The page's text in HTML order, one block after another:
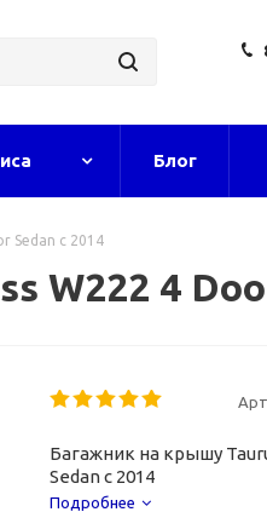
Блог
Sedan с 2014
W222 4
Багажник на крышу
Sedan с 2014
Подробнее